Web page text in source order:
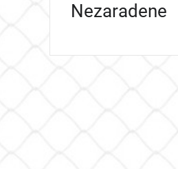
Nezaradene